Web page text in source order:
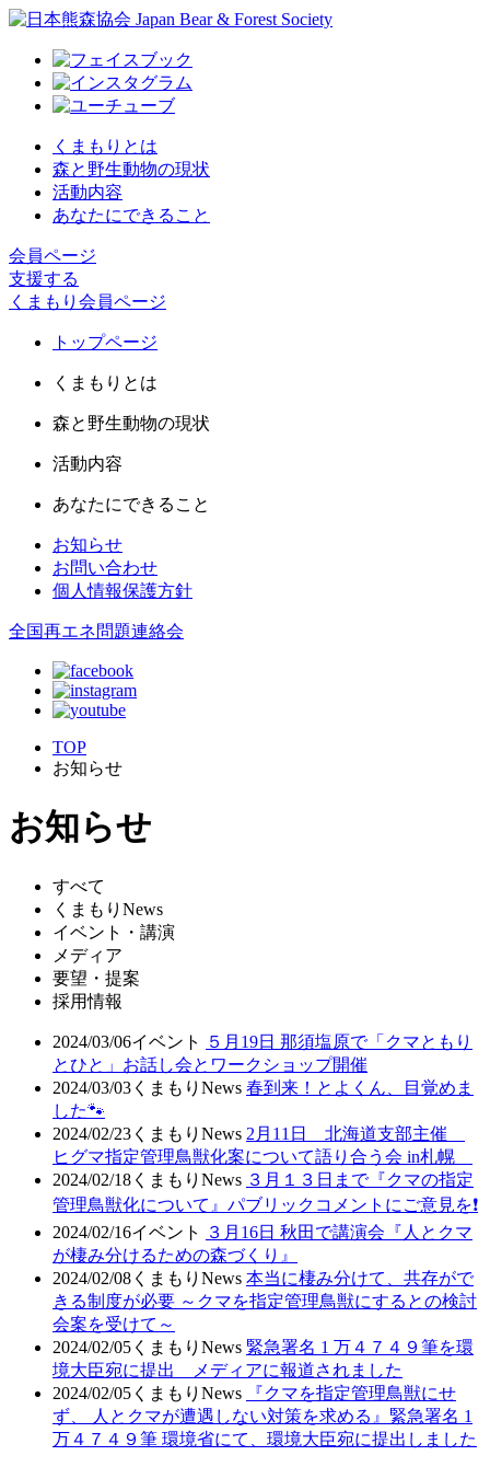
くまもりとは
森と野生動物の現状
活動内容
あなたにできること
会員ページ
支援する
くまもり会員ページ
トップページ
くまもりとは
森と野生動物の現状
活動内容
あなたにできること
お知らせ
お問い合わせ
個人情報保護方針
全国再エネ問題連絡会
TOP
お知らせ
お知らせ
すべて
くまもりNews
イベント・講演
メディア
要望・提案
採用情報
2024/03/06イベント
５月19日 那須塩原で「クマともり
とひと」お話し会とワークショップ開催
2024/03/03 くまもりNews 春到来！とよくん、目覚めま
した🐾
2024/02/23 くまもりNews 2月11日 北海道支部主催
ヒグマ指定管理鳥獣化案について語り合う会 in札幌
2024/02/18 くまもりNews ３月１３日まで『クマの指定
管理鳥獣化について』パブリックコメントにご意見を❗
2024/02/16イベント
３月16日 秋田で講演会『人とクマ
が棲み分けるための森づくり』
2024/02/08 くまもりNews 本当に棲み分けて、共存がで
きる制度が必要 ～クマを指定管理鳥獣にするとの検討
会案を受けて～
2024/02/05 くまもりNews 緊急署名 1 万４７４９筆を環
境大臣宛に提出 メディアに報道されました
2024/02/05 くまもりNews
『クマを指定管理鳥獣にせ
ず、 人とクマが遭遇しない対策を求める』緊急署名 1
万４７４９筆 環境省にて、環境大臣宛に提出しました